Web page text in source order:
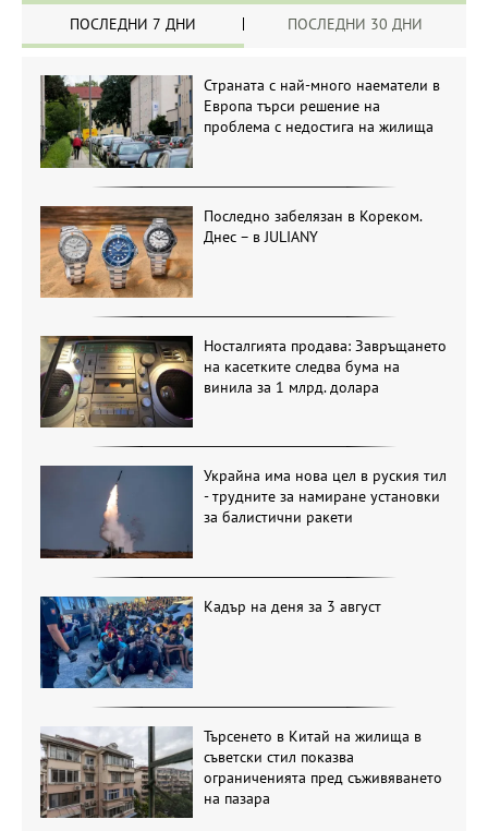
ПОСЛЕДНИ 7 ДНИ ПОСЛЕДНИ 30 ДНИ
Страната с най-много наематели в
Европа търси решение на
проблема с недостига на жилища
Последно забелязан в Кореком.
Днес – в JULIANY
Носталгията продава: Завръщането
на касетките следва бума на
винила за 1 млрд. долара
Украйна има нова цел в руския тил
- трудните за намиране установки
за балистични ракети
Кадър на деня за 3 август
Търсенето в Китай на жилища в
съветски стил показва
ограниченията пред съживяването
на пазара